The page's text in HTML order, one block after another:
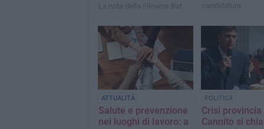
La nota della Filcams Bat
candidatura
ATTUALITÀ
Salute e prevenzione
nei luoghi di lavoro: a
POLITICA
Crisi provincia
Cannito si